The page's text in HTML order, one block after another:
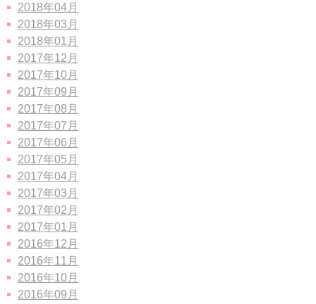
2018年04月
2018年03月
2018年01月
2017年12月
2017年10月
2017年09月
2017年08月
2017年07月
2017年06月
2017年05月
2017年04月
2017年03月
2017年02月
2017年01月
2016年12月
2016年11月
2016年10月
2016年09月